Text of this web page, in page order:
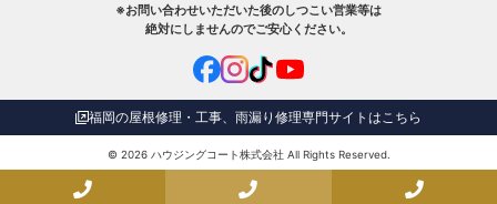
※お問い合わせいただいた後のしつこい営業等は
絶対にしませんのでご安心ください。
福岡の屋根修理・工事、雨漏り修理専門サイトはこちら
© 2026 ハウジングコート株式会社All Rights Reserved.